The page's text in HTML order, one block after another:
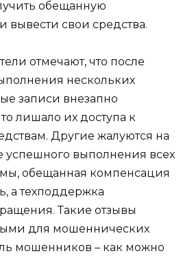
обещанную
свои средства.
отмечают, что после
нескольких
записи внезапно
лишало их доступа к
Другие жалуются на
успешного выполнения всех
обещанная компенсация
а техподдержка
Такие отзывы
для мошеннических
мошенников – как можно